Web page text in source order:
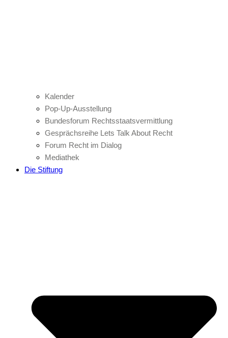
Kalender
Pop-Up-Ausstellung
Bundesforum Rechtsstaatsvermittlung
Gesprächsreihe Lets Talk About Recht
Forum Recht im Dialog
Mediathek
Die Stiftung